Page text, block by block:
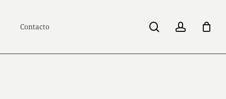
Contacto searchaccount